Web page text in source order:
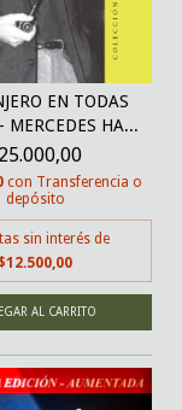
EN TODAS
MERCEDES HA...
con Transferencia o
depósito
sin interés de